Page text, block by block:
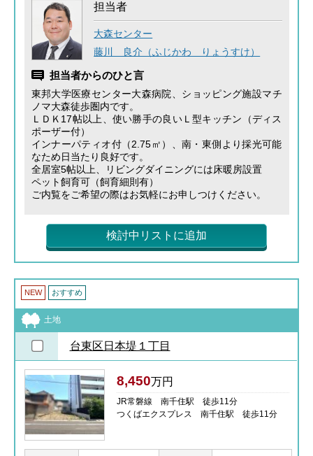
担当者
大森センター
藤川 良介（ふじかわ りょうすけ）
担当者からのひと言
東邦大学医療センター大森病院、ショッピング施設マチ
ノマ大森徒歩圏内です。
ＬＤＫ17帖以上、使い勝手の良いＬ型キッチン（ディス
ポーザー付）
インナーパティオ付（2.75㎡）、南・東側より採光可能
なため日当たり良好です。
全居室5帖以上、リビングダイニングには床暖房設置
ペット飼育可（飼育細則有）
ご内覧をご希望の際はお気軽にお申しつけください。
検討中リストに追加
NEW おすすめ
土地
台東区日本堤１丁目
8,450万円
JR常磐線 南千住駅 徒歩11分
つくばエクスプレス 南千住駅 徒歩11分